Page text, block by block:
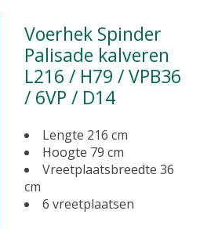
Voerhek Spinder
Palisade kalveren
L216 / H79 / VPB36
/ 6VP / D14
Lengte 216 cm
Hoogte 79 cm
Vreetplaatsbreedte 36
cm
6 vreetplaatsen